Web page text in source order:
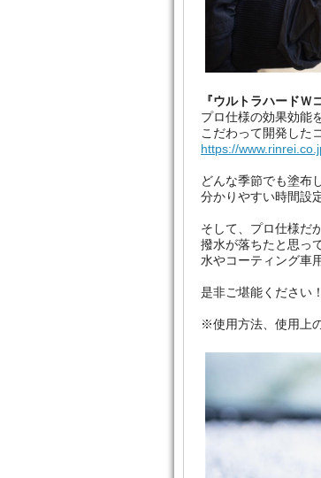
『ウルトラハードＷ
プロ仕様の効果効能
こだわって開発した
https://
どんな季節でも塗布
分かりやすい時間設
そして、プロ仕様だ
撥水が落ちたと思っ
水やコーティング車
是非ご堪能ください
※使用方法、使用上